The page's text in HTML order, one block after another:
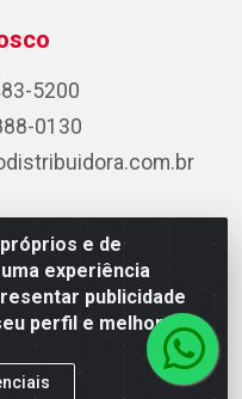
e de
experiência
publicidade
perfil e melhorar a
5200
0130
de Campos, 42 -
- CEP 20.920-410 -
0003-85